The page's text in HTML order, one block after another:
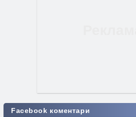
Facebook коментари